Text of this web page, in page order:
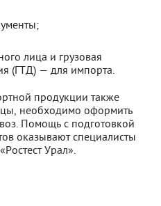
лица и грузовая
(ГТД) — для импорта.
продукции также
необходимо оформить
Помощь с подготовкой
оказывают специалисты
Урал».